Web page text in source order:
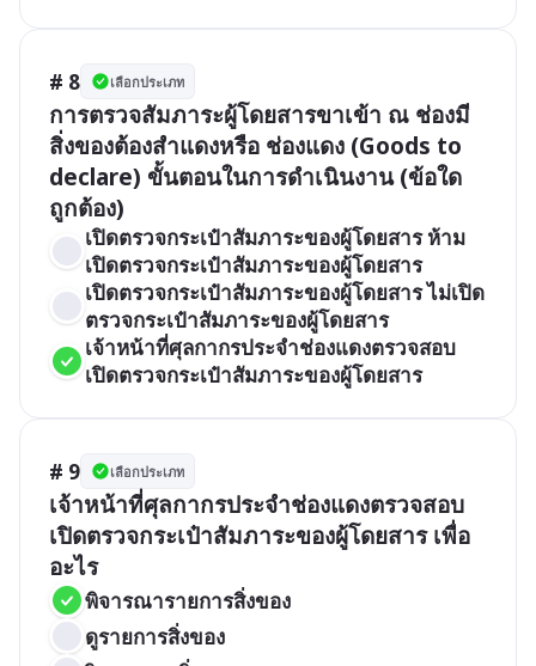
# 8 เลือกประเภท
การตรวจสัมภาระผู้โดยสารขาเข้า ณ ช่องมี
สิ่งของต้องสำแดงหรือ ช่องแดง (Goods to
declare) ขั้นตอนในการดำเนินงาน (ข้อใด
ถูกต้อง)
เปิดตรวจกระเป๋าสัมภาระของผู้โดยสาร ห้าม
เปิดตรวจกระเป๋าสัมภาระของผู้โดยสาร
เปิดตรวจกระเป๋าสัมภาระของผู้โดยสาร ไม่เปิด
ตรวจกระเป๋าสัมภาระของผู้โดยสาร
เจ้าหน้าที่ศุลกากรประจำช่องแดงตรวจสอบ
เปิดตรวจกระเป๋าสัมภาระของผู้โดยสาร
# 9 เลือกประเภท
เจ้าหน้าที่ศุลกากรประจำช่องแดงตรวจสอบ
เปิดตรวจกระเป๋าสัมภาระของผู้โดยสาร เพื่อ
อะไร
พิจารณารายการสิ่งของ
ดูรายการสิ่งของ